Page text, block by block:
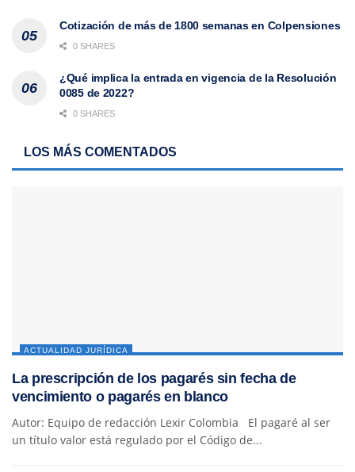
Cotización de más de 1800 semanas en Colpensiones
0 SHARES
¿Qué implica la entrada en vigencia de la Resolución
0085 de 2022?
0 SHARES
LOS MÁS COMENTADOS
ACTUALIDAD JURÍDICA
La prescripción de los pagarés sin fecha de
vencimiento o pagarés en blanco
Autor: Equipo de redacción Lexir Colombia El pagaré al ser
un título valor está regulado por el Código de...